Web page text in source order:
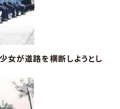
女が道路を横断しようとし